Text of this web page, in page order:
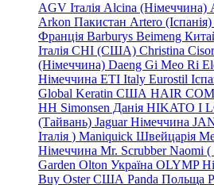
AGV Італія Alcina (Німеччина)
Arkon Пакистан Artero (Іспанія)
Франція Barburys Beimeng
Італія CHI (США) Christina
(Німеччина) Daeng Gi Meo Ri
Німеччина ETI Italy Eurostil
Global Keratin США HAIR
HH Simonsen Данія HIKATO I
(Тайвань) Jaguar Німеччина
Італія ) Maniquick Швейцарія
Німеччина Mr. Scrubber Naomi (
Garden Olton Україна OLYMP
Buy Oster США Panda Польща